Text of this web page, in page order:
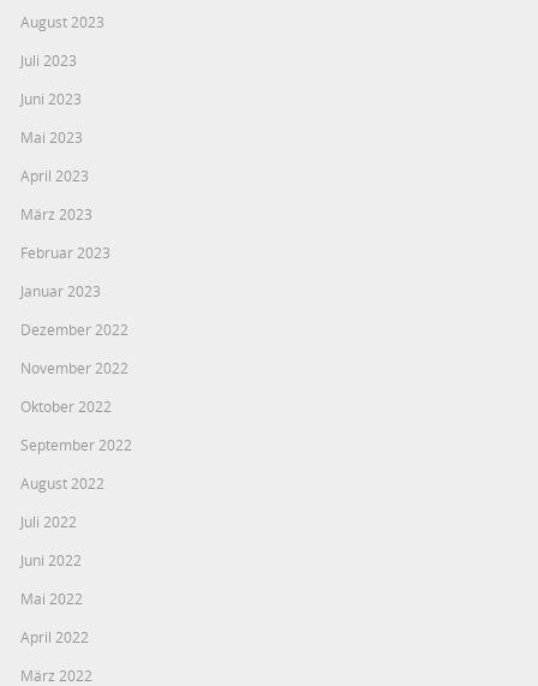
August 2023
Juli 2023
Juni 2023
Mai 2023
April 2023
März 2023
Februar 2023
Januar 2023
Dezember 2022
November 2022
Oktober 2022
September 2022
August 2022
Juli 2022
Juni 2022
Mai 2022
April 2022
März 2022